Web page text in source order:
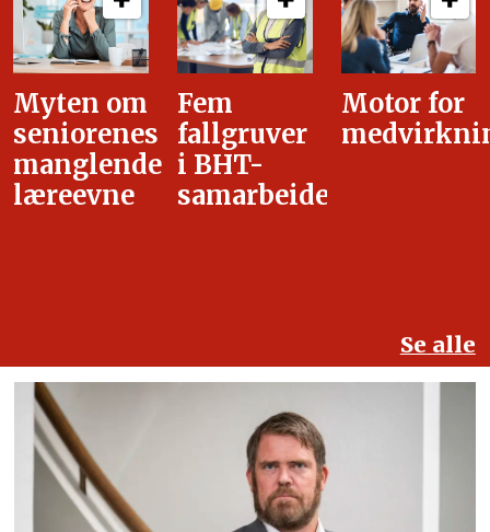
Fem
fallgruver
i BHT-
samarbeidet
Motor for
medvirkning
i
Se alle